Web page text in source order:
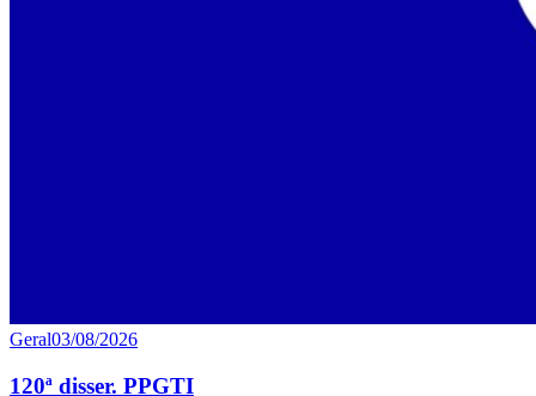
Geral03/08/2026
120ª disser. PPGTI